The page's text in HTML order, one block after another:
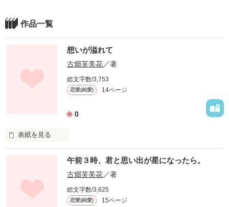
作品一覧
想いが溢れて
古畑芙美花／著
総文字数/3,753
恋愛(純愛) 14ページ
0
表紙を見る
古畑芙美花
午前３時、君と思い出が星になったら。
古畑芙美花／著
総文字数/3,625
恋愛(純愛) 15ページ